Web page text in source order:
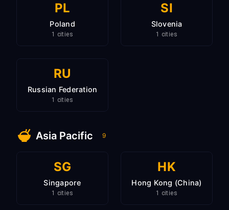
PL
Poland
1 cities
SI
Slovenia
1 cities
RU
Russian Federation
1 cities
Asia Pacific 9
SG
Singapore
1 cities
HK
Hong Kong (China)
1 cities